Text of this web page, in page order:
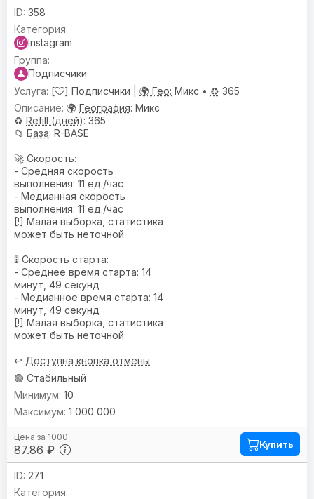
358
Instagram
Подписчики
[
] Подписчики | 🌍 Гео: Микс • ♻️ 365
🌍 География: Микс
♻️ Refill (дней): 365
📁 База: R-BASE
🚀 Скорость:
- Средняя скорость
выполнения: 11 ед./час
- Медианная скорость
выполнения: 11 ед./час
[!] Малая выборка, статистика
может быть неточной
🚦 Скорость старта:
- Среднее время старта: 14
минут, 49 секунд
- Медианное время старта: 14
минут, 49 секунд
[!] Малая выборка, статистика
может быть неточной
↩️ Доступна кнопка отмены
🟢 Стабильный
87.86 ₽
10
1 000 000
Купить
271